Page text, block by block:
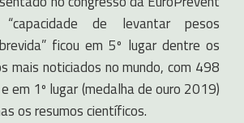
de levantar pesos
ficou em 5º lugar dentre os
mais noticiados no mundo, com 498
em 1º lugar (medalha de ouro 2019)
os resumos científicos.